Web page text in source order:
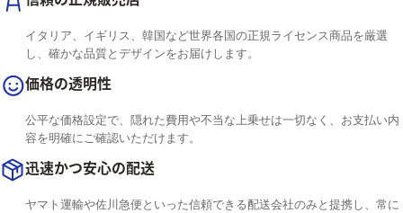
イタリア、イギリス、韓国など世界各国の正規ライセンス商品を厳選
し、確かな品質とデザインをお届けします。
価格の透明性
公平な価格設定で、隠れた費用や不当な上乗せは一切なく、お支払い内
容を明確にご確認いただけます。
迅速かつ安心の配送
ヤマト運輸や佐川急便といった信頼できる配送会社のみと提携し、常に